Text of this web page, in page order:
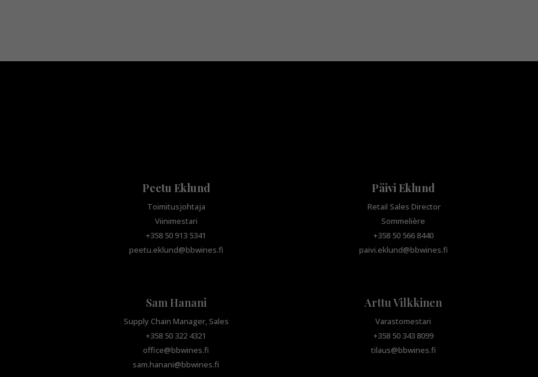
Peetu Eklund
Toimitusjohtaja
Viinimestari
+358 50 913 5341
peetu.eklund@bbwines.fi
Päivi Eklund
Retail Sales Director
Sommelière
+358 50 566 8440
paivi.eklund@bbwines.fi
Sam Hanani
Supply Chain Manager, Sales
+358 50 322 4321
office@bbwines.fi
sam.hanani@bbwines.fi
Arttu Vilkkinen
Varastomestari
+358 50 343 8099
tilaus@bbwines.fi